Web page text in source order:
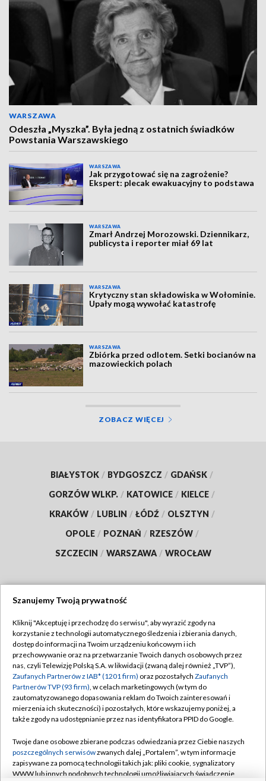
WARSZAWA
Odeszła „Myszka”. Była jedną z ostatnich świadków
Powstania Warszawskiego
WARSZAWA
Jak przygotować się na zagrożenie?
Ekspert: plecak ewakuacyjny to podstawa
WARSZAWA
Zmarł Andrzej Morozowski. Dziennikarz,
publicysta i reporter miał 69 lat
WARSZAWA
Krytyczny stan składowiska w Wołominie.
Upały mogą wywołać katastrofę
WARSZAWA
Zbiórka przed odlotem. Setki bocianów na
mazowieckich polach
ZOBACZ WIĘCEJ
BIAŁYSTOK / BYDGOSZCZ / GDAŃSK /
GORZÓW WLKP. / KATOWICE / KIELCE /
KRAKÓW / LUBLIN / ŁÓDŹ / OLSZTYN /
OPOLE / POZNAŃ / RZESZÓW /
SZCZECIN / WARSZAWA / WROCŁAW
TVP
Abonament TVP
Emisja w TVP
Centrum informacji TVP
Naziemna Telewizja Cyfrowa
Rada Programowa
System NOS
Regulamin TVP
Polityka prywatności
Moje zgody
Pomoc
Kontakt
Szanujemy Twoją prywatność
Kliknij "Akceptuję i przechodzę do serwisu", aby wyrazić zgody na
korzystanie z technologii automatycznego śledzenia i zbierania danych,
dostęp do informacji na Twoim urządzeniu końcowym i ich
przechowywanie oraz na przetwarzanie Twoich danych osobowych przez
nas, czyli Telewizję Polską S.A. w likwidacji (zwaną dalej również „TVP”),
Zaufanych Partnerów z IAB* (1201 firm) oraz pozostałych Zaufanych
Partnerów TVP (93 firm), w celach marketingowych (w tym do
zautomatyzowanego dopasowania reklam do Twoich zainteresowań i
mierzenia ich skuteczności) i pozostałych, które wskazujemy poniżej, a
także zgody na udostępnianie przez nas identyfikatora PPID do Google.
Twoje dane osobowe zbierane podczas odwiedzania przez Ciebie naszych
poszczególnych serwisówzwanych dalej „Portalem”, w tym informacje
zapisywane za pomocą technologii takich jak: pliki cookie, sygnalizatory
WWW lub innych podobnych technologii umożliwiających świadczenie